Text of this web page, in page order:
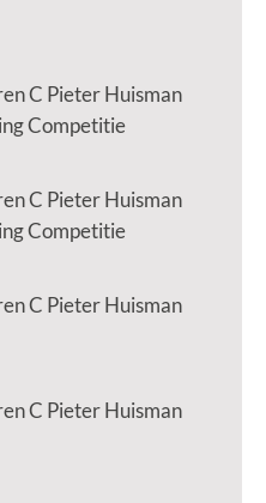
C Pieter Huisman
Competitie
C Pieter Huisman
Competitie
C Pieter Huisman
C Pieter Huisman